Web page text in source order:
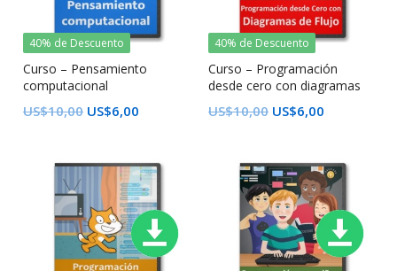
40% de Descuento
Curso – Pensamiento
computacional
US$10,00 US$6,00
40% de Descuento
Curso – Programación
desde cero con diagramas
de flujo
US$10,00 US$6,00